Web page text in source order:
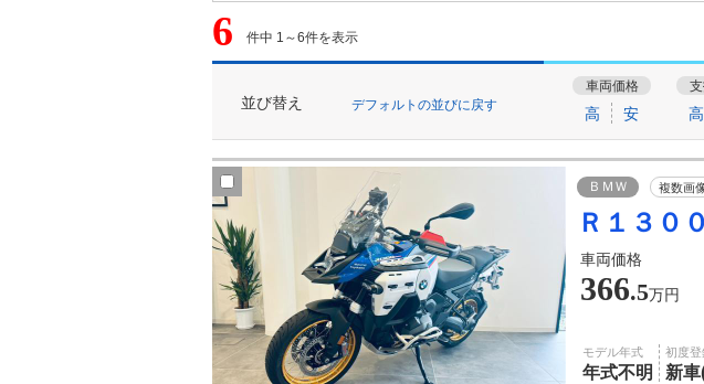
6 件中 1～6件を表示
並び替え デフォルトの並びに戻す
車両価格
高 安 高
ＢＭＷ 複数画
Ｒ１３０
車両価格
366.5万円
モデル年式
年式不明
初度登
新